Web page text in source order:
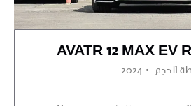
AVATR 12 MAX EV
الحجم 2024